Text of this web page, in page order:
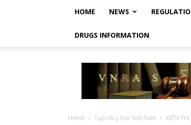
HOME NEWS
DRUGS INFORMATION
Vietnam
Regulatory
Affairs
Society
Luật
Home Tạp chí y học Việt Nam KIẾN